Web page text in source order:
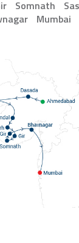
Somnath
Mumbai